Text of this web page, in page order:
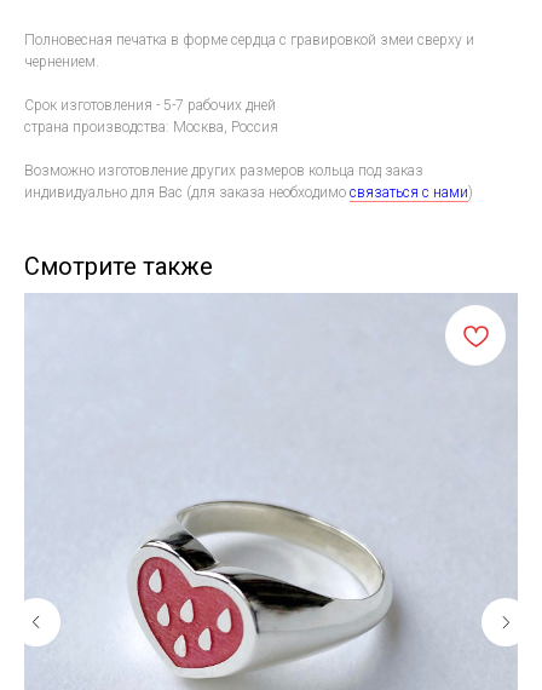
Полновесная печатка в форме сердца с гравировкой змеи сверху и
чернением.
Срок изготовления - 5-7 рабочих дней
страна производства: Москва, Россия
Возможно изготовление других размеров кольца под заказ
индивидуально для Вас (для заказа необходимо связаться с нами)
Смотрите также